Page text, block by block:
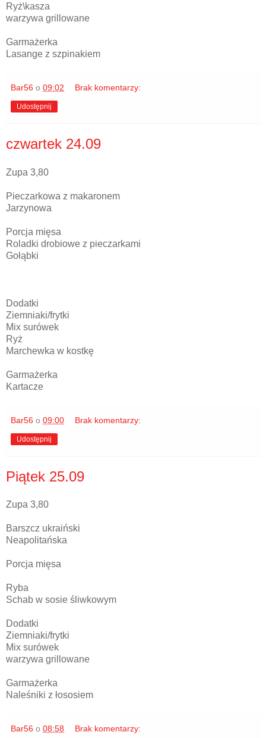
Ryż\kasza
warzywa grillowane
Garmażerka
Lasange z szpinakiem
Bar56 o 09:02 Brak komentarzy:
Udostępnij
czwartek 24.09
Zupa 3,80
Pieczarkowa z makaronem
Jarzynowa
Porcja mięsa
Roladki drobiowe z pieczarkami
Gołąbki
Dodatki
Ziemniaki/frytki
Mix surówek
Ryż
Marchewka w kostkę
Garmażerka
Kartacze
Bar56 o 09:00 Brak komentarzy:
Udostępnij
Piątek 25.09
Zupa 3,80
Barszcz ukraiński
Neapolitańska
Porcja mięsa
Ryba
Schab w sosie śliwkowym
Dodatki
Ziemniaki/frytki
Mix surówek
warzywa grillowane
Garmażerka
Naleśniki z łososiem
Bar56 o 08:58 Brak komentarzy: